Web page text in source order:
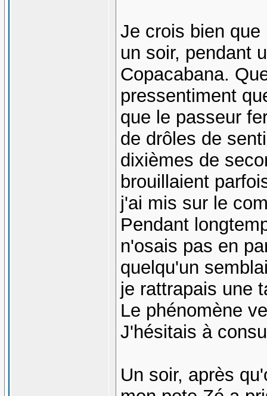
Je crois bien
un soir, pendant
Copacabana.
pressentiment
que le passeur
de drôles de
dixièmes de
brouillaient
j'ai mis sur le
Pendant
n'osais pas en
quelqu'un
je rattrapais une
Le phénomène
J'hésitais à
Un soir, après